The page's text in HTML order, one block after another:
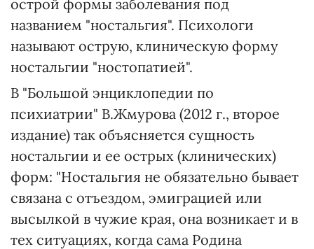
острой формы заболевания под
названием "ностальгия". Психологи
называют острую, клиническую форму
ностальгии "ностопатией".
В "Большой энциклопедии по
психиатрии" В.Жмурова (2012 г., второе
издание) так объясняется сущность
ностальгии и ее острых (клинических)
форм: "Ностальгия не обязательно бывает
связана с отъездом, эмиграцией или
высылкой в чужие края, она возникает и в
тех ситуациях, когда сама Родина